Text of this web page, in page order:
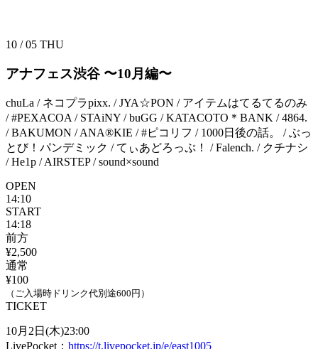
10 / 05 THU
アナフェス渋谷 〜10月編〜
chuLa / ネコプラpixx. / JYA☆PON / アイテムはてるてるのみ
/ #PEXACOA / STAiNY / buGG / KATACOTO＊BANK / 4864.
/ BAKUMON / ANA®KIE / #ピコリフ / 1000日後の話。 / ぶっ
とび！パンデミック / てぃあどろっぷ！ / Falench. / クチナシ
/ He1p / AIRSTEP / sound×sound
OPEN
14:10
START
14:18
前方
¥2,500
通常
¥100
（ご入場時ドリンク代別途600円）
TICKET
10月2日(木)23:00
LivePocket： https://t.livepocket.jp/e/east1005